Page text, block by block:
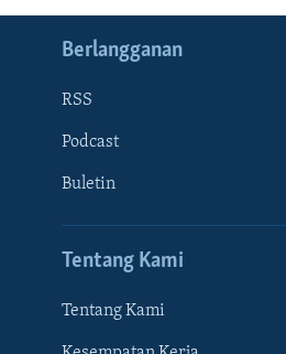
Berlangganan
RSS
Podcast
Buletin
Tentang Kami
Tentang Kami